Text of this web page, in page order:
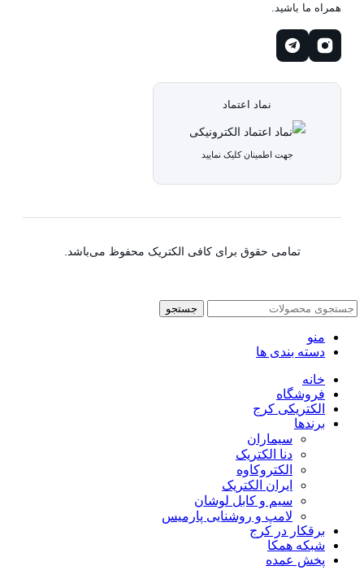
همراه ما باشید.
نماد اعتماد
جهت اطمینان کلیک نمایید
تمامی حقوق برای کافی الکتریک محفوظ می‌باشد.
جستجو
منو
دسته بندی ها
خانه
فروشگاه
الکتریکی کرج
برندها
سیماران
دنا الکتریک
الکتروکاوه
ایران الکتریک
سیم و کابل لوشان
لامپ و روشنایی پارمیس
برقکار در کرج
شبکه همکا
پخش عمده